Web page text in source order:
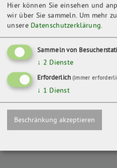
BUND Neubrandenburg
Friedländer Str. 12
17033 Neubrandenburg
Hier können Sie einsehen und
wir über Sie sammeln. Um mehr
unsere Datenschutzerklärung.
Sammeln von
↓ 2 Dienste
Erforderlich (immer
↓ 1 Dienst
Beschränkung akzeptieren